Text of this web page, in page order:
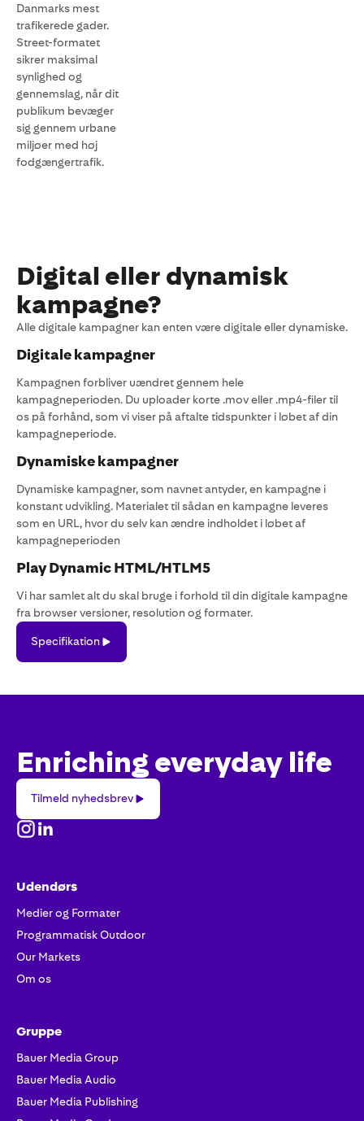
Danmarks mest
trafikerede gader.
Street-formatet
sikrer maksimal
synlighed og
gennemslag, når dit
publikum bevæger
sig gennem urbane
miljøer med høj
fodgængertrafik.
Digital eller dynamisk
kampagne?
Alle digitale kampagner kan enten være digitale eller dynamiske.
Digitale kampagner
Kampagnen forbliver uændret gennem hele
kampagneperioden. Du uploader korte .mov eller .mp4-filer til
os på forhånd, som vi viser på aftalte tidspunkter i løbet af din
kampagneperiode.
Dynamiske kampagner
Dynamiske kampagner, som navnet antyder, en kampagne i
konstant udvikling. Materialet til sådan en kampagne leveres
som en URL, hvor du selv kan ændre indholdet i løbet af
kampagneperioden
Play Dynamic HTML/HTLM5
Vi har samlet alt du skal bruge i forhold til din digitale kampagne
fra browser versioner, resolution og formater.
Specifikation
Enriching everyday life
nyhedsbrev
Tilmeld nyhedsbrev
Udendørs
Medier og Formater
Programmatisk Outdoor
Our Markets
Om os
Gruppe
Bauer Media Group
Bauer Media Audio
Bauer Media Publishing